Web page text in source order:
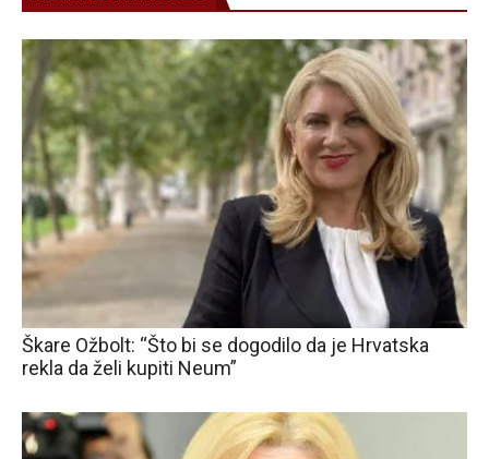
Škare Ožbolt: “Što bi se dogodilo da je Hrvatska
rekla da želi kupiti Neum”